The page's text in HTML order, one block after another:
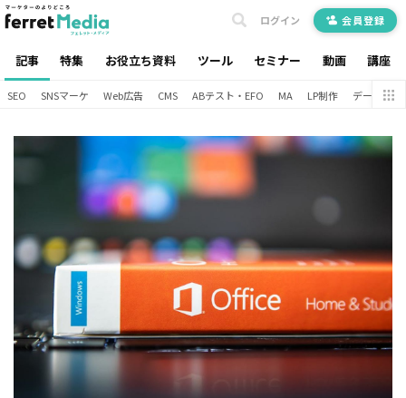
記事 特集 お役立ち資料 ツール セミナー 動画 講座
ログイン 会員登録
SEO SNSマーケ Web広告 CMS ABテスト・EFO MA LP制作 データ分析